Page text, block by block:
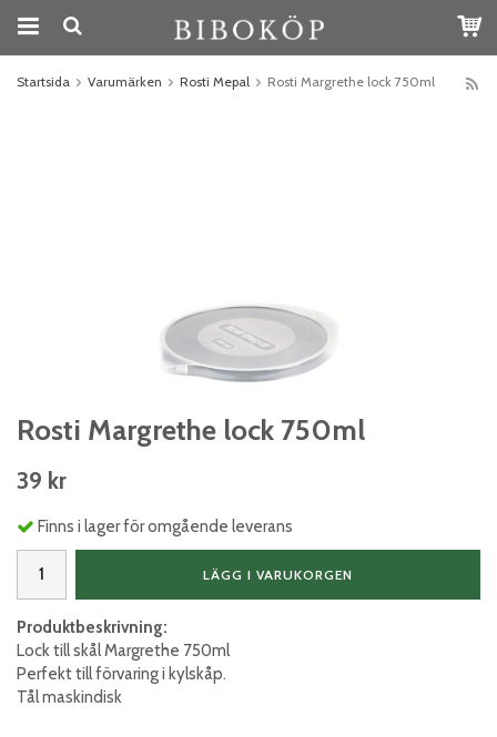
Startsida Varumärken Rosti Mepal Rosti Margrethe lock 750ml
Rosti Margrethe lock 750ml
39 kr
Finns i lager för omgående leverans
LÄGG I VARUKORGEN
Produktbeskrivning:
Lock till skål Margrethe 750ml
Perfekt till förvaring i kylskåp.
Tål maskindisk